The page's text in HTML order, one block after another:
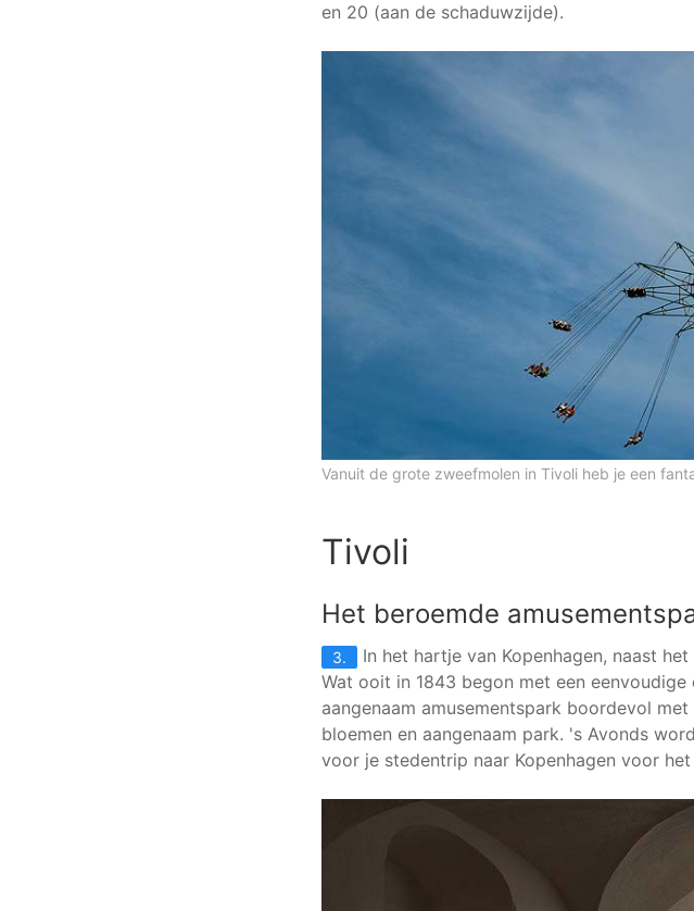
en 20 (aan de schaduwzijde).
Vanuit de grote zweefmolen in Tivoli heb je een
Tivoli
Het beroemde
3.
In het hartje van Kopenhagen, naast
Wat ooit in 1843 begon met een
aangenaam amusementspark boordevol
bloemen en aangenaam park. 's Avonds
voor je stedentrip naar Kopenhagen voor het